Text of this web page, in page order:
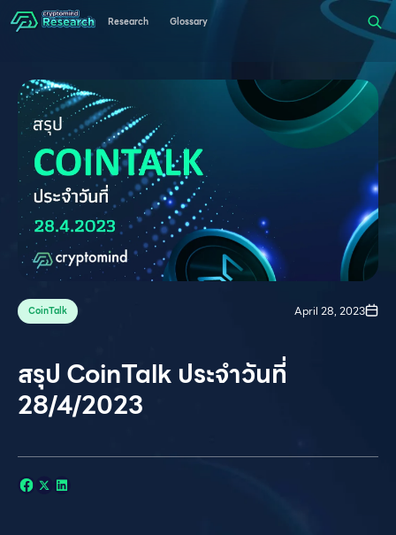
Research Glossary
CoinTalk April 28, 2023
สรุป CoinTalk ประจำวันที่
28/4/2023